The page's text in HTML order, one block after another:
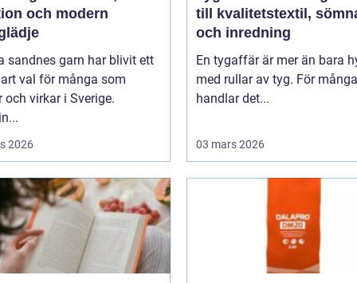
och modern
sandnes garn har blivit ett
val för många som
och virkar i Sverige.
2026
till kvalitetstextil,
och inredning
En tygaffär är mer än bara
med rullar av tyg. För många
handlar det...
03 mars 2026